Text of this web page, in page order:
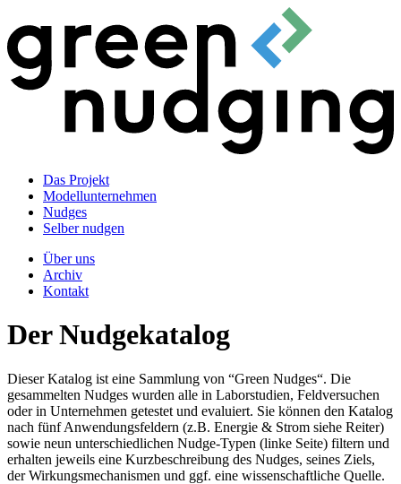
Das Projekt
Modellunternehmen
Nudges
Selber nudgen
Über uns
Archiv
Kontakt
Der Nudgekatalog
Dieser Katalog ist eine Sammlung von “Green Nudges“. Die
gesammelten Nudges wurden alle in Laborstudien, Feldversuchen
oder in Unternehmen getestet und evaluiert. Sie können den Katalog
nach fünf Anwendungsfeldern (z.B. Energie & Strom siehe Reiter)
sowie neun unterschiedlichen Nudge-Typen (linke Seite) filtern und
erhalten jeweils eine Kurzbeschreibung des Nudges, seines Ziels,
der Wirkungsmechanismen und ggf. eine wissenschaftliche Quelle.